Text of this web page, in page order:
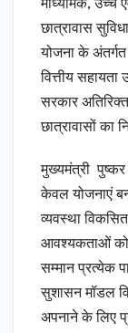
माध्यमिक, उच्च
छात्रावास
योजना के
वित्तीय
सरकार
छात्रावासों का
मुख्यमंत्री पुष्कर
केवल योजनाएं
व्यवस्था
आवश्यकताओं को
सम्मान प्रत्येक
सुशासन मॉडल
अपनाने के लिए